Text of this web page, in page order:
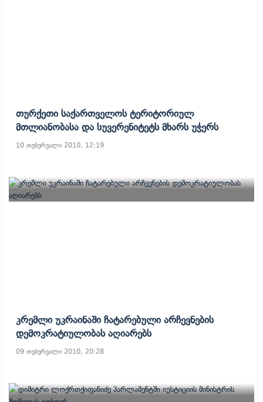
Თურქეთი Საქართველოს Ტერიტორიულ
Მთლიანობასა Და Სუვერენიტეტს Მხარს Უჭერს
10 თებერვალი 2010, 12:19
Კრემლი Უკრაინაში Ჩატარებული Არჩევნების
Დემოკრატიულობას Აღიარებს
09 თებერვალი 2010, 20:28